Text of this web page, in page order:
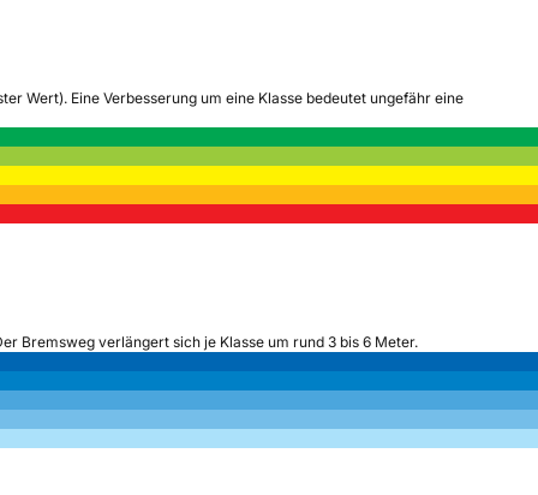
Wert). Eine Verbesserung um eine Klasse bedeutet ungefähr eine
Bremsweg verlängert sich je Klasse um rund 3 bis 6 Meter.